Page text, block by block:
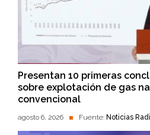
Presentan 10 primeras
sobre explotación de gas
convencional
agosto 6, 2026 Fuente: Noticias